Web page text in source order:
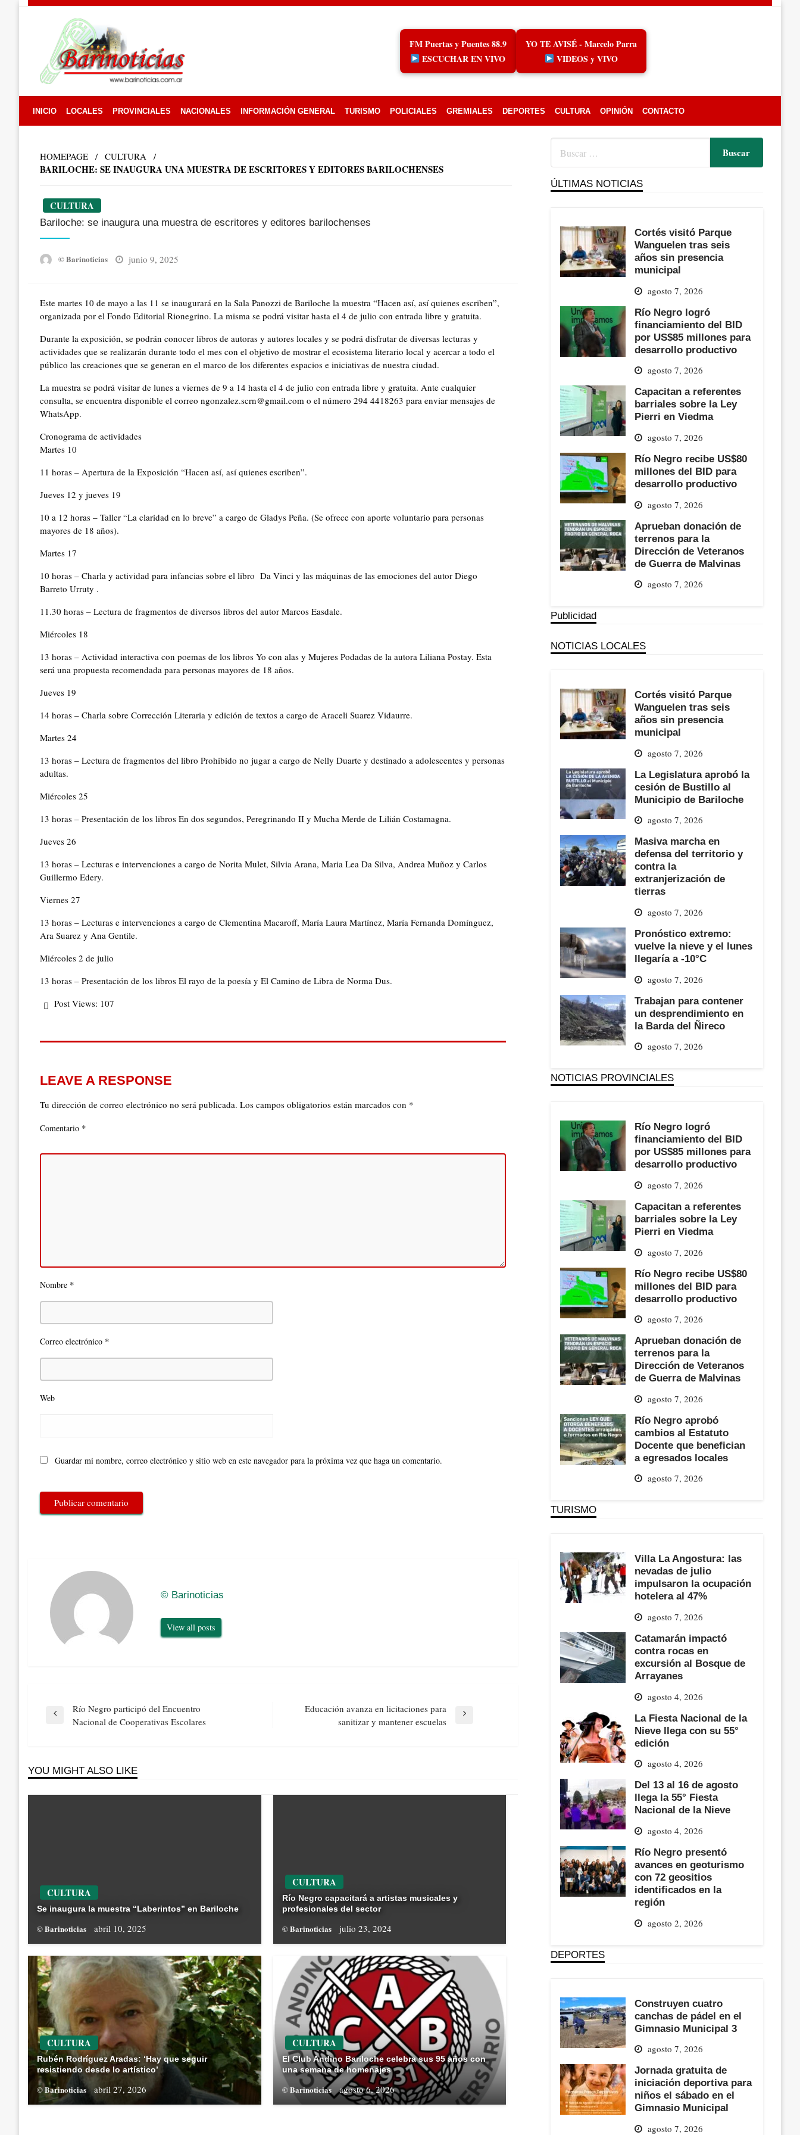
FM Puertas y Puentes 88.9
ESCUCHAR EN VIVO
YO TE AVISÉ - Marcelo Parra
VIDEOS y VIVO
INICIO LOCALES PROVINCIALES NACIONALES INFORMACIÓN GENERAL TURISMO POLICIALES GREMIALES DEPORTES CULTURA OPINIÓN CONTACTO
HOMEPAGE CULTURA
BARILOCHE: SE INAUGURA UNA MUESTRA DE ESCRITORES Y EDITORES BARILOCHENSES
CULTURA
Bariloche: se inaugura una muestra de escritores y editores barilochenses
© Barinoticias
Posted
junio 9, 2025
Este martes 10 de mayo a las 11 se inaugurará en la Sala Panozzi de Bariloche la muestra “Hacen así, así quienes escriben”,
organizada por el Fondo Editorial Rionegrino. La misma se podrá visitar hasta el 4 de julio con entrada libre y gratuita.
Durante la exposición, se podrán conocer libros de autoras y autores locales y se podrá disfrutar de diversas lecturas y
actividades que se realizarán durante todo el mes con el objetivo de mostrar el ecosistema literario local y acercar a todo el
público las creaciones que se generan en el marco de los diferentes espacios e iniciativas de nuestra ciudad.
La muestra se podrá visitar de lunes a viernes de 9 a 14 hasta el 4 de julio con entrada libre y gratuita. Ante cualquier
consulta, se encuentra disponible el correo ngonzalez.scrn@gmail.com o el número 294 4418263 para enviar mensajes de
WhatsApp.
Cronograma de actividades
Martes 10
11 horas – Apertura de la Exposición “Hacen así, así quienes escriben”.
Jueves 12 y jueves 19
10 a 12 horas – Taller “La claridad en lo breve” a cargo de Gladys Peña. (Se ofrece con aporte voluntario para personas
mayores de 18 años).
Martes 17
10 horas – Charla y actividad para infancias sobre el libro Da Vinci y las máquinas de las emociones del autor Diego
Barreto Urruty .
11.30 horas – Lectura de fragmentos de diversos libros del autor Marcos Easdale.
Miércoles 18
13 horas – Actividad interactiva con poemas de los libros Yo con alas y Mujeres Podadas de la autora Liliana Postay. Esta
será una propuesta recomendada para personas mayores de 18 años.
Jueves 19
14 horas – Charla sobre Corrección Literaria y edición de textos a cargo de Araceli Suarez Vidaurre.
Martes 24
13 horas – Lectura de fragmentos del libro Prohibido no jugar a cargo de Nelly Duarte y destinado a adolescentes y personas
adultas.
Miércoles 25
13 horas – Presentación de los libros En dos segundos, Peregrinando II y Mucha Merde de Lilián Costamagna.
Jueves 26
13 horas – Lecturas e intervenciones a cargo de Norita Mulet, Silvia Arana, Maria Lea Da Silva, Andrea Muñoz y Carlos
Guillermo Edery.
Viernes 27
13 horas – Lecturas e intervenciones a cargo de Clementina Macaroff, María Laura Martínez, María Fernanda Domínguez,
Ara Suarez y Ana Gentile.
Miércoles 2 de julio
13 horas – Presentación de los libros El rayo de la poesía y El Camino de Libra de Norma Dus.
Post Views: 107
LEAVE A RESPONSE
Tu dirección de correo electrónico no será publicada. Los campos obligatorios están marcados con *
Comentario *
Nombre *
Correo electrónico *
Web
Guardar mi nombre, correo electrónico y sitio web en este navegador para la próxima vez que haga un comentario.
© Barinoticias
View all posts
Navegación
Previous
Río Negro participó del Encuentro
Nacional de Cooperativas Escolares
Educación avanza en licitaciones para
sanitizar y mantener escuelas
YOU MIGHT ALSO LIKE
CULTURA
Se inaugura la muestra “Laberintos” en Bariloche
© Barinoticias abril 10, 2025
CULTURA
Río Negro capacitará a artistas musicales y
profesionales del sector
© Barinoticias julio 23, 2024
CULTURA
Rubén Rodríguez Aradas: ‘Hay que seguir
resistiendo desde lo artístico’
© Barinoticias abril 27, 2026
CULTURA
El Club Andino Bariloche celebra sus 95 años con
una semana de homenajes
© Barinoticias agosto 6, 2026
ÚLTIMAS NOTICIAS
Cortés visitó Parque
Wanguelen tras seis
años sin presencia
municipal
agosto 7, 2026
Río Negro logró
financiamiento del BID
por US$85 millones para
desarrollo productivo
agosto 7, 2026
Capacitan a referentes
barriales sobre la Ley
Pierri en Viedma
agosto 7, 2026
Río Negro recibe US$80
millones del BID para
desarrollo productivo
agosto 7, 2026
Aprueban donación de
terrenos para la
Dirección de Veteranos
de Guerra de Malvinas
agosto 7, 2026
Publicidad
NOTICIAS LOCALES
Cortés visitó Parque
Wanguelen tras seis
años sin presencia
municipal
agosto 7, 2026
La Legislatura aprobó la
cesión de Bustillo al
Municipio de Bariloche
agosto 7, 2026
Masiva marcha en
defensa del territorio y
contra la
extranjerización de
tierras
agosto 7, 2026
Pronóstico extremo:
vuelve la nieve y el lunes
llegaría a -10°C
agosto 7, 2026
Trabajan para contener
un desprendimiento en
la Barda del Ñireco
agosto 7, 2026
NOTICIAS PROVINCIALES
Río Negro logró
financiamiento del BID
por US$85 millones para
desarrollo productivo
agosto 7, 2026
Capacitan a referentes
barriales sobre la Ley
Pierri en Viedma
agosto 7, 2026
Río Negro recibe US$80
millones del BID para
desarrollo productivo
agosto 7, 2026
Aprueban donación de
terrenos para la
Dirección de Veteranos
de Guerra de Malvinas
agosto 7, 2026
Río Negro aprobó
cambios al Estatuto
Docente que benefician
a egresados locales
agosto 7, 2026
TURISMO
Villa La Angostura: las
nevadas de julio
impulsaron la ocupación
hotelera al 47%
agosto 7, 2026
Catamarán impactó
contra rocas en
excursión al Bosque de
Arrayanes
agosto 4, 2026
La Fiesta Nacional de la
Nieve llega con su 55°
edición
agosto 4, 2026
Del 13 al 16 de agosto
llega la 55° Fiesta
Nacional de la Nieve
agosto 4, 2026
Río Negro presentó
avances en geoturismo
con 72 geositios
identificados en la
región
agosto 2, 2026
DEPORTES
Construyen cuatro
canchas de pádel en el
Gimnasio Municipal 3
agosto 7, 2026
Jornada gratuita de
iniciación deportiva para
niños el sábado en el
Gimnasio Municipal
agosto 7, 2026